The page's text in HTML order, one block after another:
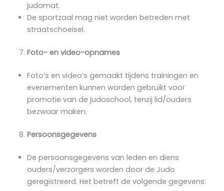
judomat.
De sportzaal mag niet worden betreden met
straatschoeisel.
Foto- en video-opnames
Foto’s en video’s gemaakt tijdens trainingen en
evenementen kunnen worden gebruikt voor
promotie van de judoschool, tenzij lid/ouders
bezwaar maken.
Persoonsgegevens
De persoonsgegevens van leden en diens
ouders/verzorgers worden door de Judo
geregistreerd. Het betreft de volgende gegevens: